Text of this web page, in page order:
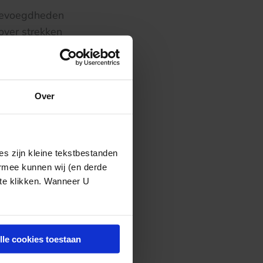
Over
zijn kleine tekstbestanden
kunnen wij (en derde
klikken. Wanneer U
cookies toestaan
strekken
die zowel
doelmatige
van de
aldus het
van het